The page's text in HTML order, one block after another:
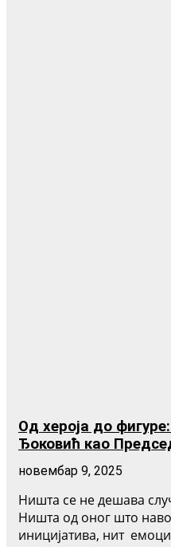
Од хероја до
Ђоковић као
новембар 9, 2025
Ништа се не дешава
Ништа од оног што
иницијатива, нит